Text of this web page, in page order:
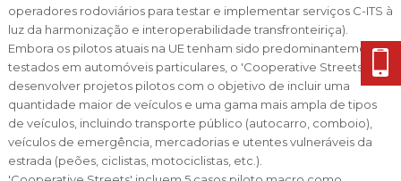
operadores rodoviários para testar e implementar serviços C-ITS à
luz da harmonização e interoperabilidade transfronteiriça).
Embora os pilotos atuais na UE tenham sido predominantemente
testados em automóveis particulares, o 'Cooperative Streets' visa
desenvolver projetos pilotos com o objetivo de incluir uma
quantidade maior de veículos e uma gama mais ampla de tipos
de veículos, incluindo transporte público (autocarro, comboio),
veículos de emergência, mercadorias e utentes vulneráveis da
estrada (peões, ciclistas, motociclistas, etc.).